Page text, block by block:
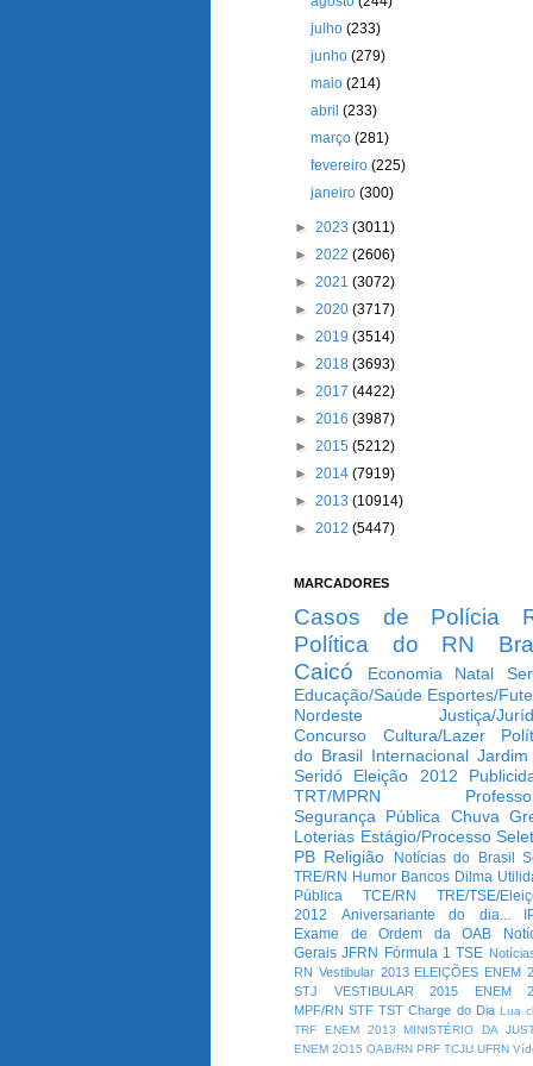
julho(233)
junho(279)
maio(214)
abril(233)
março(281)
fevereiro(225)
janeiro(300)
► 2023 (3011)
► 2022 (2606)
► 2021 (3072)
► 2020 (3717)
► 2019 (3514)
► 2018 (3693)
► 2017 (4422)
► 2016 (3987)
► 2015 (5212)
► 2014 (7919)
► 2013 (10914)
► 2012 (5447)
MARCADORES
Casos de Polícia
Política do RN
Caicó
Economia Natal
Educação/Saúde Esportes/
Nordeste
Justiça/
Concurso
Cultura/Lazer
do Brasil Internacional
Seridó
Eleição 2012
TRT/MPRN
Segurança Pública Chuva
Loterias Estágio/Processo
PB Religião Notícias do Brasil
TRE/RN Humor Bancos Dilma
Pública
TCE/RN
TRE/TSE/
2012
Aniversariante do dia...
Exame de Ordem da OAB
Gerais JFRN Fórmula 1 TSE
RN Vestibular 2013 ELEIÇÕES ENEM
STJ
VESTIBULAR 2015
ENEM
MPF/RN STF TST Charge do Dia Lua
TRF
ENEM 2013
MINISTÉRIO DA
ENEM 2O15 OAB/RN PRF TCJU UFRN